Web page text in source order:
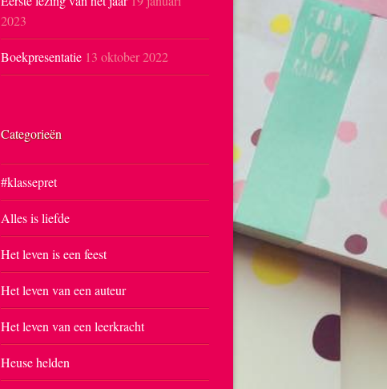
2023
Boekpresentatie 13 oktober 2022
Categorieën
#klassepret
Alles is liefde
Het leven is een feest
Het leven van een auteur
Het leven van een leerkracht
Heuse helden